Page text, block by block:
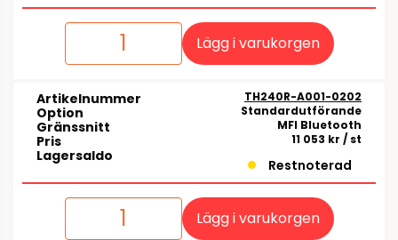
Lägg i varukorgen
Artikelnummer TH240R-A001-0202
Option Standardutförande
Gränssnitt MFI Bluetooth
Pris 11 053 kr / st
Lagersaldo
Restnoterad
Lägg i varukorgen